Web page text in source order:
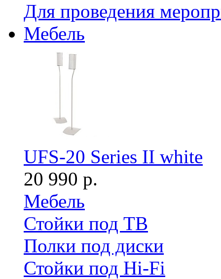
Для проведения
Мебель
UFS-20 Series II white
20 990 р.
Мебель
Стойки под ТВ
Полки под диски
Стойки под Hi-Fi